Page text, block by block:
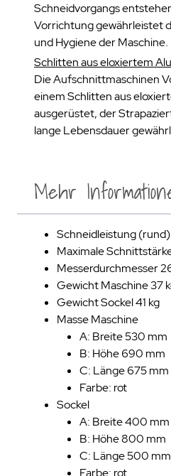
Schneidvorgangs
Vorrichtung gewährleistet
und Hygiene der Maschine.
Schlitten aus eloxiertem
Die Aufschnittmaschinen
einem Schlitten aus
ausgerüstet, der
lange Lebensdauer
Mehr
Schneidleistung (rund)
Maximale
Messerdurchmesser
Gewicht Maschine 37
Gewicht Sockel 41 kg
Masse Maschine
A: Breite 530 mm
B: Höhe 690 mm
C: Länge 675 mm
Farbe: rot
Sockel
A: Breite 400 mm
B: Höhe 800 mm
C: Länge 500 mm
Farbe: rot